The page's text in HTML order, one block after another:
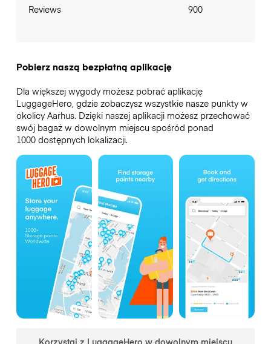
Reviews 900
Pobierz naszą bezpłatną aplikację
Dla większej wygody możesz pobrać aplikację
LuggageHero, gdzie zobaczysz wszystkie nasze punkty w
okolicy Aarhus. Dzięki naszej aplikacji możesz przechować
swój bagaż w dowolnym miejscu spośród ponad
1000 dostępnych lokalizacji.
Korzystaj z LuggageHero w dowolnym miejscu